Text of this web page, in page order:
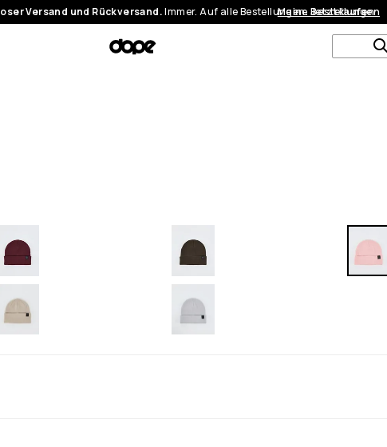
Versand und Rückversand.Immer. Auf alle Bestellungen. Jetzt kaufen
Meine Bestellungen